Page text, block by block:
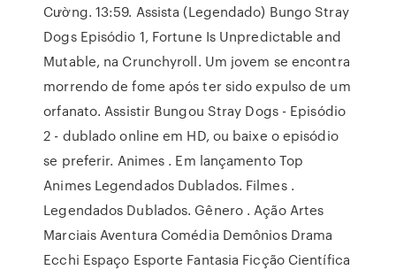
Cường. 13:59. Assista (Legendado) Bungo Stray
Dogs Episódio 1, Fortune Is Unpredictable and
Mutable, na Crunchyroll. Um jovem se encontra
morrendo de fome após ter sido expulso de um
orfanato. Assistir Bungou Stray Dogs - Episódio
2 - dublado online em HD, ou baixe o episódio
se preferir. Animes . Em lançamento Top
Animes Legendados Dublados. Filmes .
Legendados Dublados. Gênero . Ação Artes
Marciais Aventura Comédia Demônios Drama
Ecchi Espaço Esporte Fantasia Ficção Científica